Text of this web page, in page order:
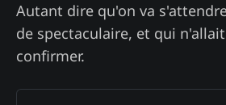
Autant dire qu'on va
de spectaculaire, et qui
confirmer.